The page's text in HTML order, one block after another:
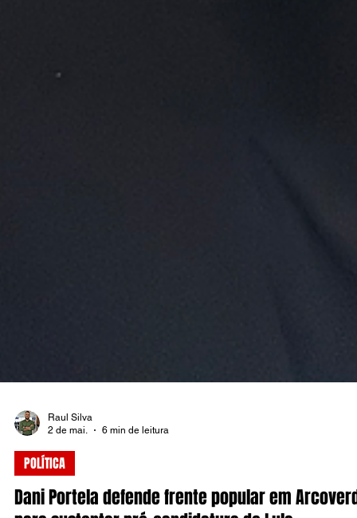
Raul Silva
2 de mai.
POLÍTICA